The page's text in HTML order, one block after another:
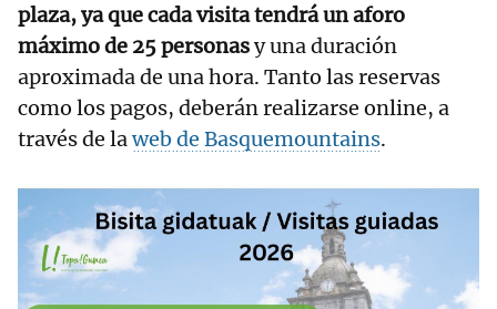
plaza, ya que cada visita tendrá un aforo
máximo de 25 personasy una duración
aproximada de una hora. Tanto las reservas
como los pagos, deberán realizarse online, a
través de laweb de Basquemountains.